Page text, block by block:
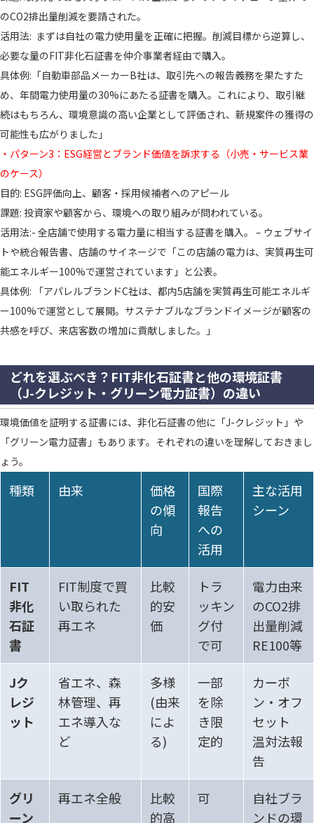
のCO2排出量削減を要請された。
活用法: まずは自社の電力使用量を正確に把握。削減目標から逆算し、
必要な量のFIT非化石証書を仲介事業者経由で購入。
具体例:「自動車部品メーカーB社は、取引先への報告義務を果たすた
め、年間電力使用量の30%にあたる証書を購入。これにより、取引継
続はもちろん、環境意識の高い企業として評価され、新規案件の獲得の
可能性も広がりました」
・パターン3：ESG経営とブランド価値を訴求する（小売・サービス業
のケース）
目的: ESG評価向上、顧客・採用候補者へのアピール
課題: 投資家や顧客から、環境への取り組みが問われている。
活用法:- 全店舗で使用する電力量に相当する証書を購入。 – ウェブサイ
トや統合報告書、店舗のサイネージで「この店舗の電力は、実質再生可
能エネルギー100%で運営されています」と公表。
具体例: 「アパレルブランドC社は、都内5店舗を実質再生可能エネルギ
ー100%で運営として展開。サステナブルなブランドイメージが顧客の
共感を呼び、来店客数の増加に貢献しました。」
どれを選ぶべき？FIT非化石証書と他の環境証書
（J-クレジット・グリーン電力証書）の違い
環境価値を証明する証書には、非化石証書の他に「J-クレジット」や
「グリーン電力証書」もあります。それぞれの違いを理解しておきまし
ょう。
種類 由来
価格
の傾
向
国際
報告
への
活用
主な活用
シーン
FIT
非化
石証
書
FIT制度で買
い取られた
再エネ
比較
的安
価
トラ
ッキン
グ付
で可
電力由来
のCO2排
出量削減
RE100等
Jク
レジ
ット
省エネ、森
林管理、再
エネ導入な
ど
多様
(由来
によ
る)
一部
を除
き限
定的
カーボ
ン・オフ
セット
温対法報
告
グリ
ーン
再エネ全般
比較
的高
可
自社ブラ
ンドの環